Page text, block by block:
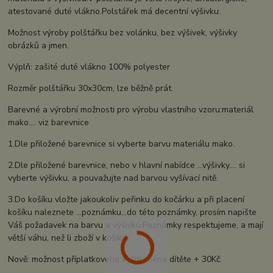
atestované duté vlákno.Polstářek má decentní výšivku.
Možnost výroby polštářku bez volánku, bez výšivek, výšivky
obrázků a jmen.
Výplň: zašité duté vlákno 100% polyester
Rozměr polštářku 30x30cm, lze běžně prát.
Barevné a výrobní možnosti pro výrobu vlastního vzoru:materiál
mako.... viz barevnice
1.Dle přiložené barevnice si vyberte barvu materiálu mako.
2.Dle přiložené barevnice, nebo v hlavní nabídce ...výšivky.... si
vyberte výšivku, a pouvažujte nad barvou vyšívací nitě.
3.Do košíku vložte jakoukoliv peřinku do kočárku a při placení
košíku naleznete ...poznámku...do této poznámky, prosím napište
Váš požadavek na barvu a výšivku.Poznámky respektujeme, a mají
větší váhu, než li zboží v košíku.
Nově: možnost příplatkového vyšití jména dítěte + 30Kč.